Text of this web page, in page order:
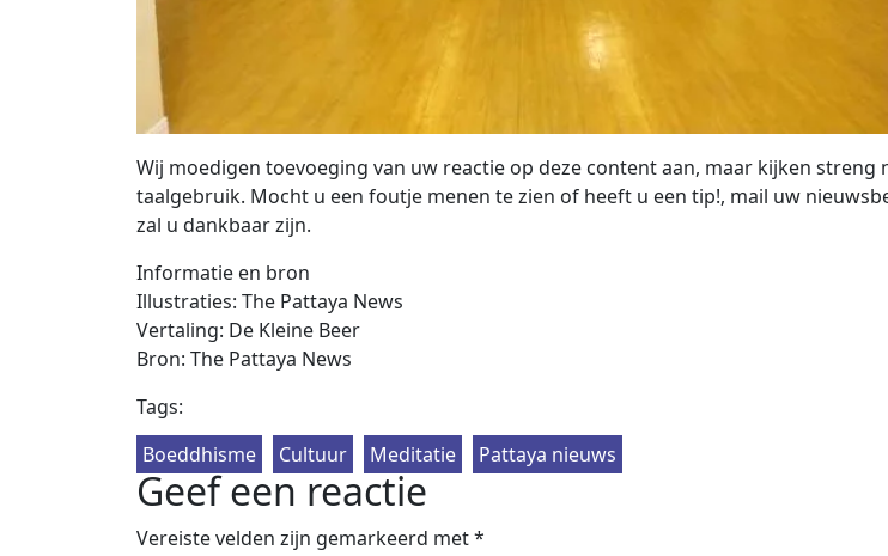
Wij moedigen toevoeging van uw reactie op deze content aan, maar kijken streng
taalgebruik. Mocht u een foutje menen te zien of heeft u een tip!, mail uw
zal u dankbaar zijn.
Informatie en bron
Illustraties: The Pattaya News
Vertaling: De Kleine Beer
Bron: The Pattaya News
Tags:
Boeddhisme
Cultuur Meditatie Pattaya nieuws
Geef een reactie
Vereiste velden zijn gemarkeerd met*